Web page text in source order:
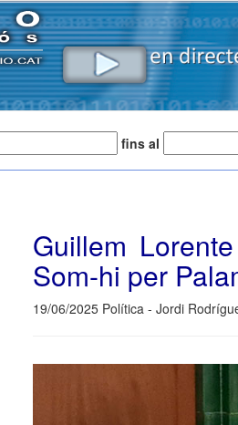
fins al
Guillem
Som-hi per
19/06/2025 Política - Jordi